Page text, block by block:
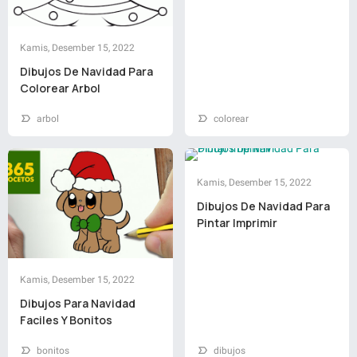
Kamis, Desember 15, 2022
Dibujos De Navidad Para
Colorear Arbol
arbol colorear
Kamis, Desember 15, 2022
Dibujos Para Navidad
Faciles Y Bonitos
bonitos
Kamis, Desember 15, 2022
Dibujos De Navidad Para
Pintar Imprimir
dibujos